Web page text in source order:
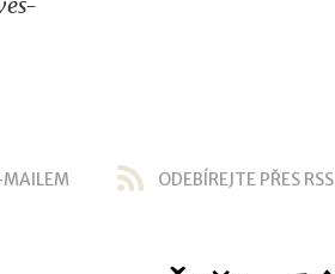
ODEBÍREJTE PŘES RSS